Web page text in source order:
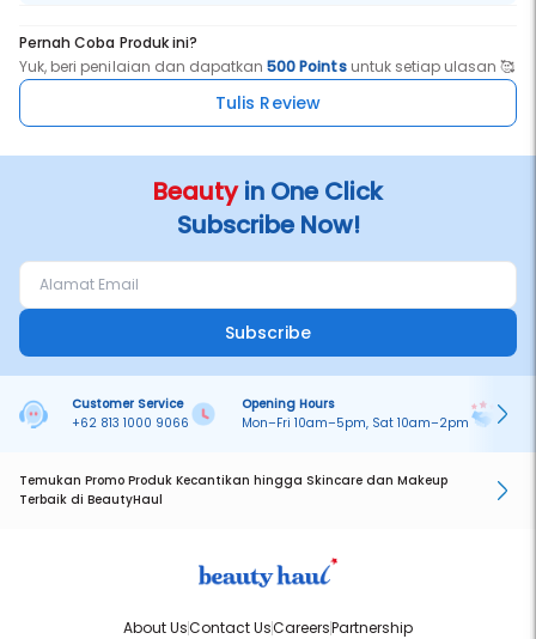
Pernah Coba Produk ini?
Yuk, beri penilaian dan dapatkan500 Pointsuntuk setiap ulasan 🥰
Tulis Review
Beautyin One Click
Subscribe Now!
Subscribe
Customer Service
+62 813 1000 9066
Opening Hours
Mon–Fri 10am–5pm, Sat 10am–2pm
Temukan Promo Produk Kecantikan hingga Skincare dan Makeup
Terbaik di BeautyHaul
About UsContact UsCareersPartnership